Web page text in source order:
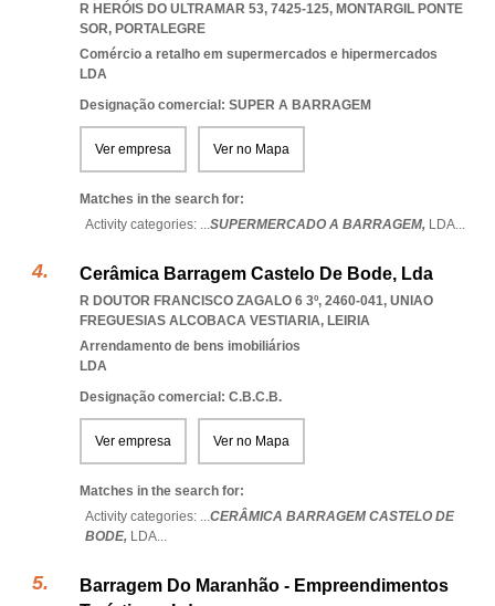
R HERÓIS DO ULTRAMAR 53, 7425-125, MONTARGIL PONTE
SOR, PORTALEGRE
Comércio a retalho em supermercados e hipermercados
LDA
Designação comercial: SUPER A BARRAGEM
Ver empresa Ver no Mapa
Matches in the search for:
Activity categories: ...SUPERMERCADO A BARRAGEM, LDA...
Cerâmica Barragem Castelo De Bode, Lda
R DOUTOR FRANCISCO ZAGALO 6 3º, 2460-041, UNIAO
FREGUESIAS ALCOBACA VESTIARIA, LEIRIA
Arrendamento de bens imobiliários
LDA
Designação comercial: C.B.C.B.
Ver empresa Ver no Mapa
Matches in the search for:
Activity categories: ...CERÂMICA BARRAGEM CASTELO DE
BODE, LDA...
Barragem Do Maranhão - Empreendimentos